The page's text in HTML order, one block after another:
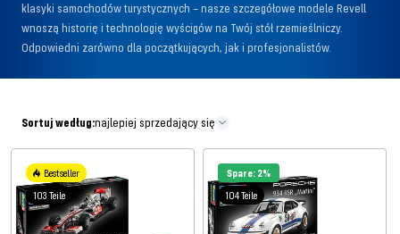
klasyki samochodów turystycznych – nasze szczegółowe modele Revell
wnoszą historię i technologię wyścigów na Twój stół rzemieślniczy.
Odpowiedni zarówno dla początkujących, jak i profesjonalistów.
Sortuj według:najlepiej sprzedający się
Bestseller
103 Teile
Spare: 2%
104 Teile